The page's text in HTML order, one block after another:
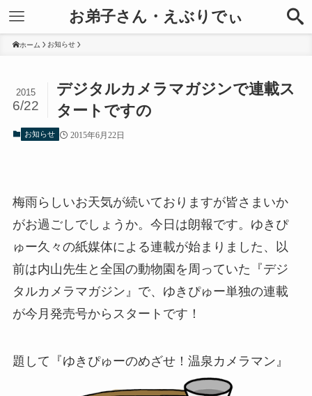
お弟子さん・えぶりでぃ
ホーム お知らせ
デジタルカメラマガジンで連載ス
タートですの
2015
6/22
お知らせ 2015年6月22日
梅雨らしいお天気が続いておりますが皆さまいか
がお過ごしでしょうか。今日は朗報です。ゆきぴ
ゅー久々の紙媒体による連載が始まりました、以
前は内山先生と全国の動物園を周っていた『デジ
タルカメラマガジン』で、ゆきぴゅー単独の連載
が今月発売号からスタートです！
題して『ゆきぴゅーのめざせ！温泉カメラマン』